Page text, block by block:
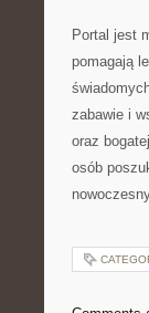
Portal jest
pomagają
zabawie i
oraz
osób